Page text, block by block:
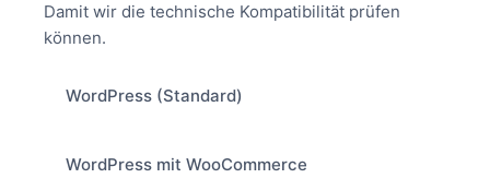
Damit wir die technische Kompatibilität prüfen
können.
WordPress (Standard)
WordPress mit WooCommerce